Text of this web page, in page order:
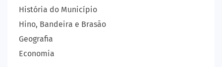
História do Município
Hino, Bandeira e Brasão
Geografia
Economia